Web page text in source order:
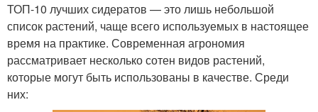
ТОП-10 лучших сидератов — это лишь небольшой
список растений, чаще всего используемых в настоящее
время на практике. Современная агрономия
рассматривает несколько сотен видов растений,
которые могут быть использованы в качестве. Среди
них: